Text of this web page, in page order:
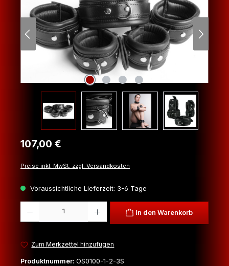
Regulärer Preis:
107,00 €
Preise inkl. MwSt. zzgl. Versandkosten
Voraussichtliche Lieferzeit: 3-6 Tage
In den Warenkorb
Zum Merkzettel hinzufügen
Produktnummer: OS0100-1-2-3S